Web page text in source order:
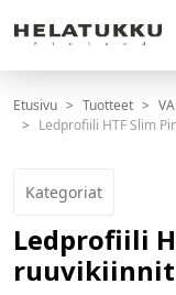
Etusivu Tuotteet
Ledprofiili HTF Slim
Kategoriat
Ledprofiili